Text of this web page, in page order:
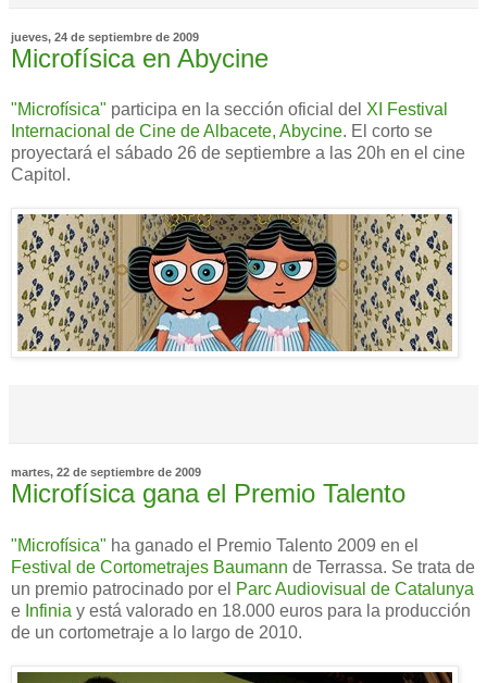
jueves, 24 de septiembre de 2009
Microfísica en Abycine
"Microfísica" participa en la sección oficial del XI Festival
Internacional de Cine de Albacete, Abycine. El corto se
proyectará el sábado 26 de septiembre a las 20h en el cine
Capitol.
martes, 22 de septiembre de 2009
Microfísica gana el Premio Talento
"Microfísica" ha ganado el Premio Talento 2009 en el
Festival de Cortometrajes Baumann de Terrassa. Se trata de
un premio patrocinado por el Parc Audiovisual de Catalunya
e Infinia y está valorado en 18.000 euros para la producción
de un cortometraje a lo largo de 2010.